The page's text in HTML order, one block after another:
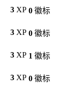
3 XP 0 徽标
3 XP 0 徽标
3 XP 1 徽标
3 XP 0 徽标